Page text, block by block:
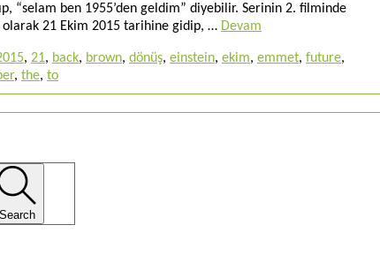
“selam ben 1955’den geldim” diyebilir. Serinin 2. filminde
21 Ekim 2015 tarihine gidip, … Devam
, 21, back, brown, dönüş, einstein, ekim, emmet, future,
, the, to
Search